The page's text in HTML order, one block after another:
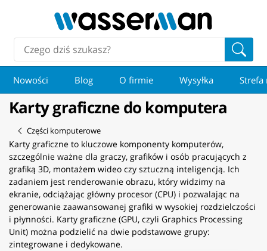
Nowości Blog O firmie Wysyłka Strefa
Karty graficzne do komputera
Części komputerowe
Karty graficzne to kluczowe komponenty komputerów,
szczególnie ważne dla graczy, grafików i osób pracujących z
grafiką 3D, montażem wideo czy sztuczną inteligencją. Ich
zadaniem jest renderowanie obrazu, który widzimy na
ekranie, odciążając główny procesor (CPU) i pozwalając na
generowanie zaawansowanej grafiki w wysokiej rozdzielczości
i płynności. Karty graficzne (GPU, czyli Graphics Processing
Unit) można podzielić na dwie podstawowe grupy:
zintegrowane i dedykowane.